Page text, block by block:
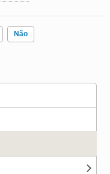
Não
me ajudou